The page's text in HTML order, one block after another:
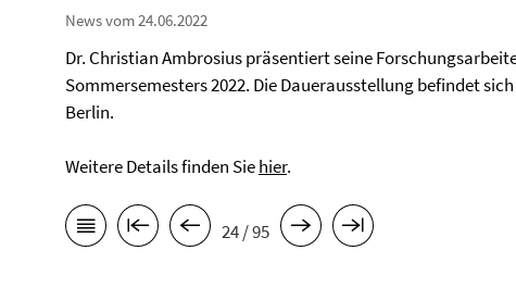
News vom 24.06.2022
Dr. Christian Ambrosius präsentiert seine
Sommersemesters 2022. Die Dauerausstellung befindet
Berlin.
Weitere Details finden Siehier.
24 / 95